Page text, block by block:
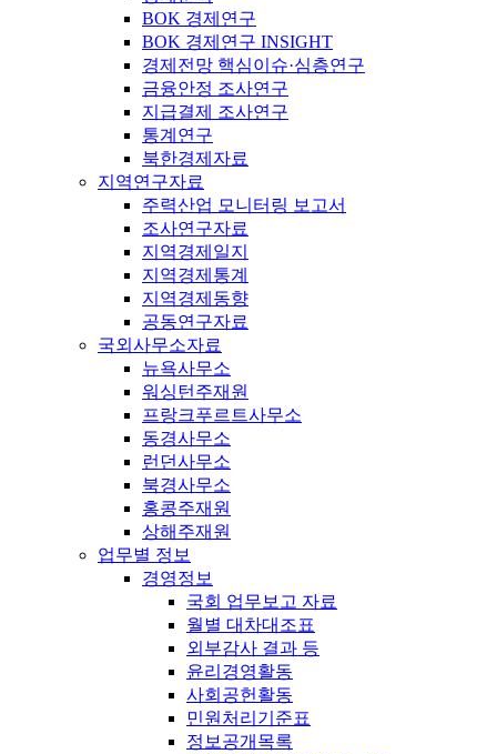
BOK 경제연구
BOK 경제연구 INSIGHT
경제전망 핵심이슈·심층연구
금융안정 조사연구
지급결제 조사연구
통계연구
북한경제자료
지역연구자료
주력산업 모니터링 보고서
조사연구자료
지역경제일지
지역경제통계
지역경제동향
공동연구자료
국외사무소자료
뉴욕사무소
워싱턴주재원
프랑크푸르트사무소
동경사무소
런던사무소
북경사무소
홍콩주재원
상해주재원
업무별 정보
경영정보
국회 업무보고 자료
월별 대차대조표
외부감사 결과 등
윤리경영활동
사회공헌활동
민원처리기준표
정보공개목록